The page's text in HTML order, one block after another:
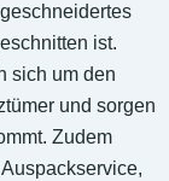
ist.
sich um den
und sorgen
Zudem